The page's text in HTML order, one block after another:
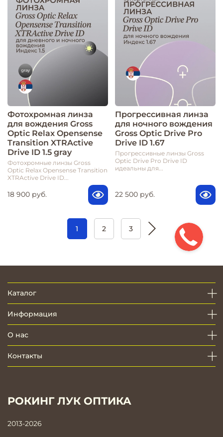
Фотохромная линза
для вождения Gross
Optic Relax Opensense
Transition XTRActive
Drive ID 1.5 gray
Фотохромные линзы Gross
Optic Relax Opensense Transition
XTRActive Drive ID...
18 900 руб.
Прогрессивная линза
для ночного вождения
Gross Optic Drive Pro
Drive ID 1.67
Прогрессивные линзы Gross
Optic Drive Pro Drive ID
идеальны для...
22 500 руб.
1 2 3
Каталог
Информация
О нас
Контакты
РОКИНГ ЛУК ОПТИКА
2013-2026